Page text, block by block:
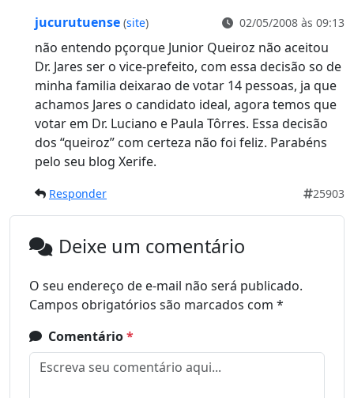
jucurutuense (site) 02/05/2008 às 09:13
não entendo pçorque Junior Queiroz não aceitou
Dr. Jares ser o vice-prefeito, com essa decisão so de
minha familia deixarao de votar 14 pessoas, ja que
achamos Jares o candidato ideal, agora temos que
votar em Dr. Luciano e Paula Tôrres. Essa decisão
dos “queiroz” com certeza não foi feliz. Parabéns
pelo seu blog Xerife.
Responder 25903
Deixe um comentário
O seu endereço de e-mail não será publicado.
Campos obrigatórios são marcados com *
Comentário*